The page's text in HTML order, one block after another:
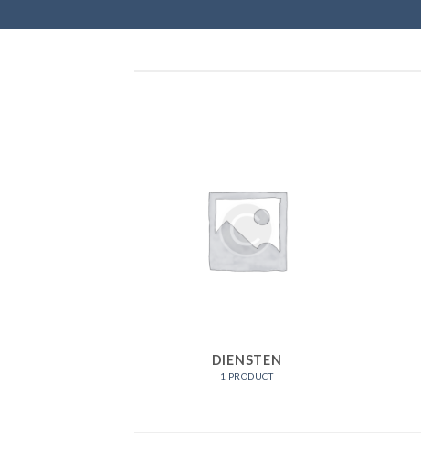
DIENSTEN
1 PRODUCT